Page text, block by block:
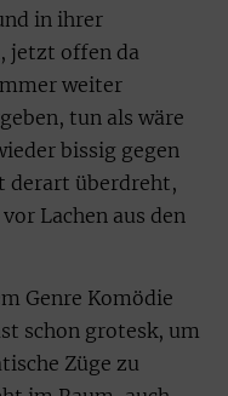
in ihrer
jetzt offen da
weiter
tun als wäre
bissig gegen
derart überdreht,
Lachen aus den
Genre Komödie
schon grotesk, um
Züge zu